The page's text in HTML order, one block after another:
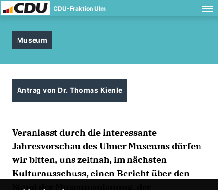
CDU-Fraktion Ulm
Museum
Antrag von Dr. Thomas Kienle
Veranlasst durch die interessante
Jahresvorschau des Ulmer Museums dürfen
wir bitten, uns zeitnah, im nächsten
Kulturausschuss, einen Bericht über den
Stand der Museumsplanung, der